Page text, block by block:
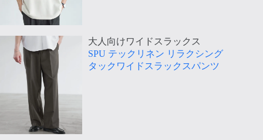
大人向けワイドスラックス
SPU テックリネン リラクシング
タックワイドスラックスパンツ